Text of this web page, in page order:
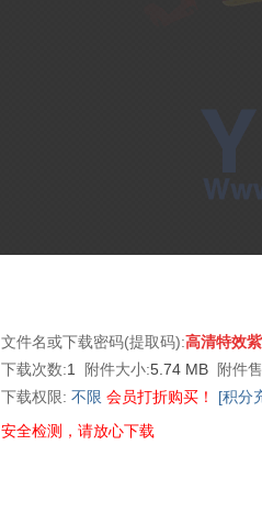
文件名或下载密码(提取码):高清特效
下载次数:1 附件大小:5.74 MB
附件
下载权限: 不限 会员打折购买！
[积分
安全检测，请放心下载